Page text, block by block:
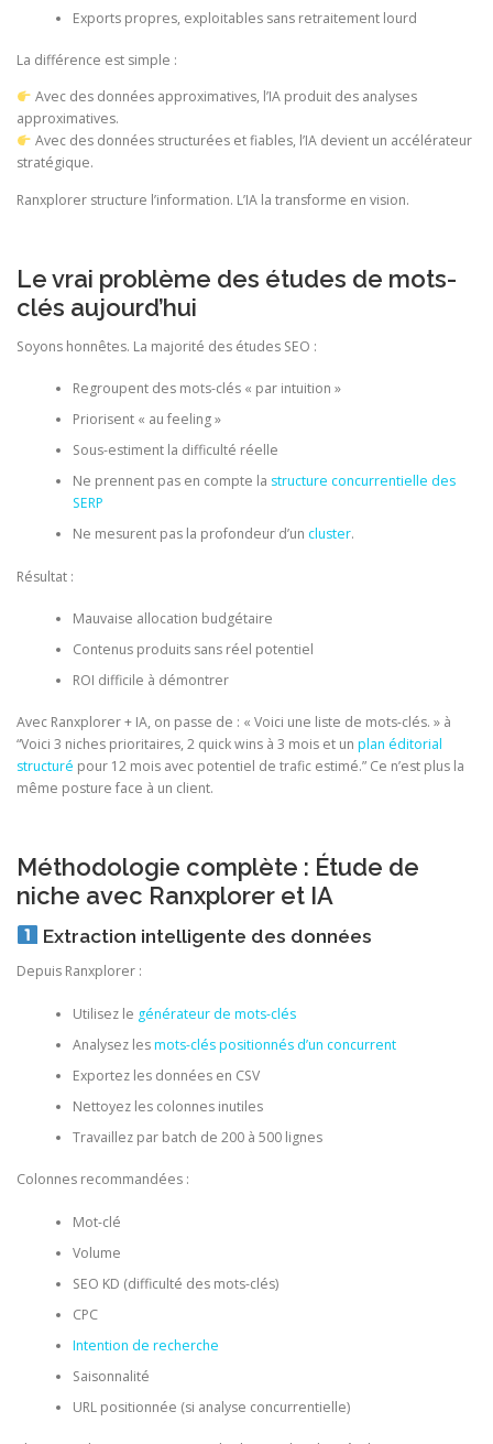
Exports propres, exploitables sans retraitement lourd
La différence est simple :
Avec des données approximatives, l’IA produit des analyses
approximatives.
Avec des données structurées et fiables, l’IA devient un accélérateur
stratégique.
Ranxplorer structure l’information. L’IA la transforme en vision.
Le vrai problème des études de mots-
clés aujourd’hui
Soyons honnêtes. La majorité des études SEO :
Regroupent des mots-clés « par intuition »
Priorisent « au feeling »
Sous-estiment la difficulté réelle
Ne prennent pas en compte la structure concurrentielle des
SERP
Ne mesurent pas la profondeur d’un cluster.
Résultat :
Mauvaise allocation budgétaire
Contenus produits sans réel potentiel
ROI difficile à démontrer
Avec Ranxplorer + IA, on passe de : « Voici une liste de mots-clés. » à
“Voici 3 niches prioritaires, 2 quick wins à 3 mois et un plan éditorial
structuré pour 12 mois avec potentiel de trafic estimé.” Ce n’est plus la
même posture face à un client.
Méthodologie complète : Étude de
niche avec Ranxplorer et IA
Extraction intelligente des données
Depuis Ranxplorer :
Utilisez le générateur de mots-clés
Analysez lesmots-clés positionnés d’un concurrent
Exportez les données en CSV
Nettoyez les colonnes inutiles
Travaillez par batch de 200 à 500 lignes
Colonnes recommandées :
Mot-clé
Volume
SEO KD (difficulté des mots-clés)
CPC
Intention de recherche
Saisonnalité
URL positionnée (si analyse concurrentielle)